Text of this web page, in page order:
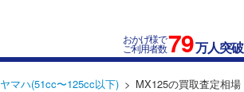
おかげ様で
ご利用者数79万人突破
ヤマハ(51cc〜125cc以下) MX125の買取査定相場